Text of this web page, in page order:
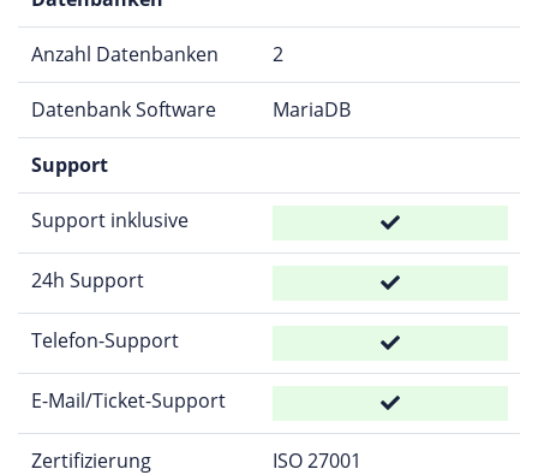
Anzahl Datenbanken 2
Datenbank Software MariaDB
Support
Support inklusive
24h Support
Telefon-Support
E-Mail/Ticket-Support
Zertifizierung ISO 27001